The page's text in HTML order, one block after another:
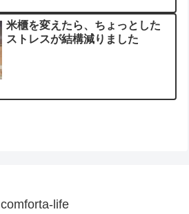
米櫃を変えたら、ちょっとした
ストレスが結構減りました
comforta-life